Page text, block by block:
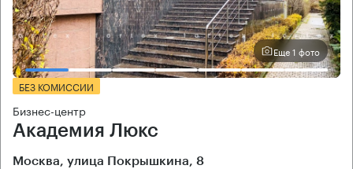
Еще 1 фото
БЕЗ КОМИССИИ
Бизнес-центр
Академия Люкс
Москва, улица Покрышкина, 8